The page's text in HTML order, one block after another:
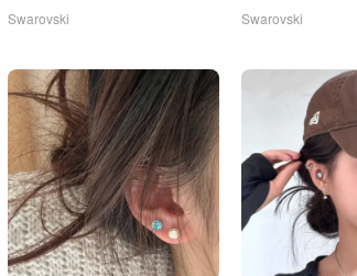
Swarovski Swarovski